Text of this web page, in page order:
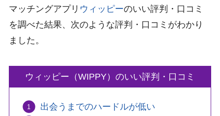
マッチングアプリ ウィッピーのいい評判・口コミ
を調べた結果、次のような評判・口コミがわかり
ました。
ウィッピー（WIPPY）のいい評判・口コミ
出会うまでのハードルが低い